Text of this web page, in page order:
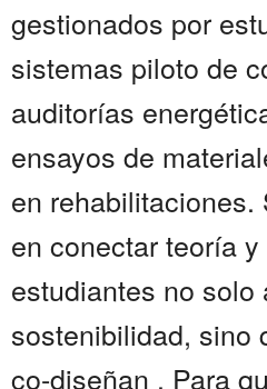
gestionados por
sistemas piloto de
auditorías
ensayos de
en rehabilitaciones.
en conectar teoría
estudiantes no solo
sostenibilidad, sino
co-diseñan . Para